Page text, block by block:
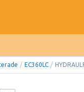
/ EC360LC /